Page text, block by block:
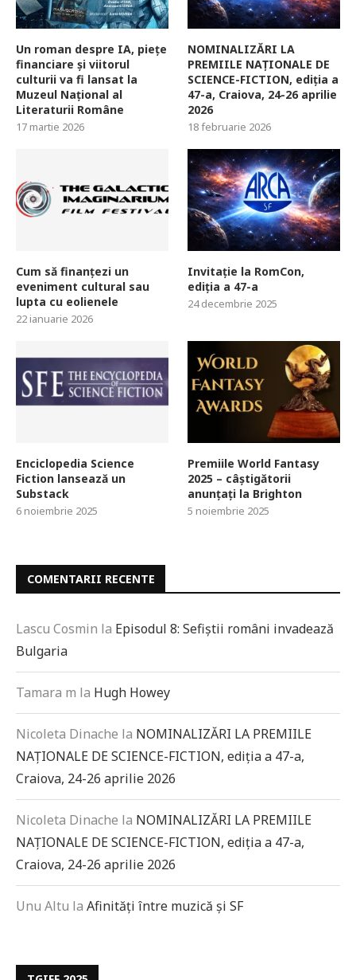
Un roman despre IA, piețe
financiare și viitorul
culturii va fi lansat la
Muzeul Național al
Literaturii Române
17 martie 2026
NOMINALIZĂRI LA
PREMIILE NAȚIONALE DE
SCIENCE-FICTION, ediția a
47-a, Craiova, 24-26 aprilie
2026
18 februarie 2026
Cum să finanțezi un
eveniment cultural sau
lupta cu eolienele
22 ianuarie 2026
Invitație la RomCon,
ediția a 47-a
24 decembrie 2025
Enciclopedia Science
Fiction lansează un
Substack
6 noiembrie 2025
Premiile World Fantasy
2025 – câștigătorii
anunțați la Brighton
5 noiembrie 2025
COMENTARII RECENTE
Lascu Cosmin la Episodul 8: Sefiștii români invadează
Bulgaria
Tamara m la Hugh Howey
Nicoleta Dinache la NOMINALIZĂRI LA PREMIILE
NAȚIONALE DE SCIENCE-FICTION, ediția a 47-a,
Craiova, 24-26 aprilie 2026
Nicoleta Dinache la NOMINALIZĂRI LA PREMIILE
NAȚIONALE DE SCIENCE-FICTION, ediția a 47-a,
Craiova, 24-26 aprilie 2026
Unu Altu la Afinități între muzică și SF